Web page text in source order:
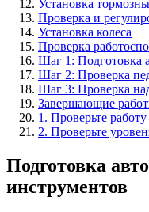
Установка
Проверка и
Установка колеса
Проверка
Шаг 1: Подготовка
Шаг 2: Проверка
Шаг 3: Проверка
Завершающие
1. Проверьте
2. Проверьте
Подготовка
инструментов